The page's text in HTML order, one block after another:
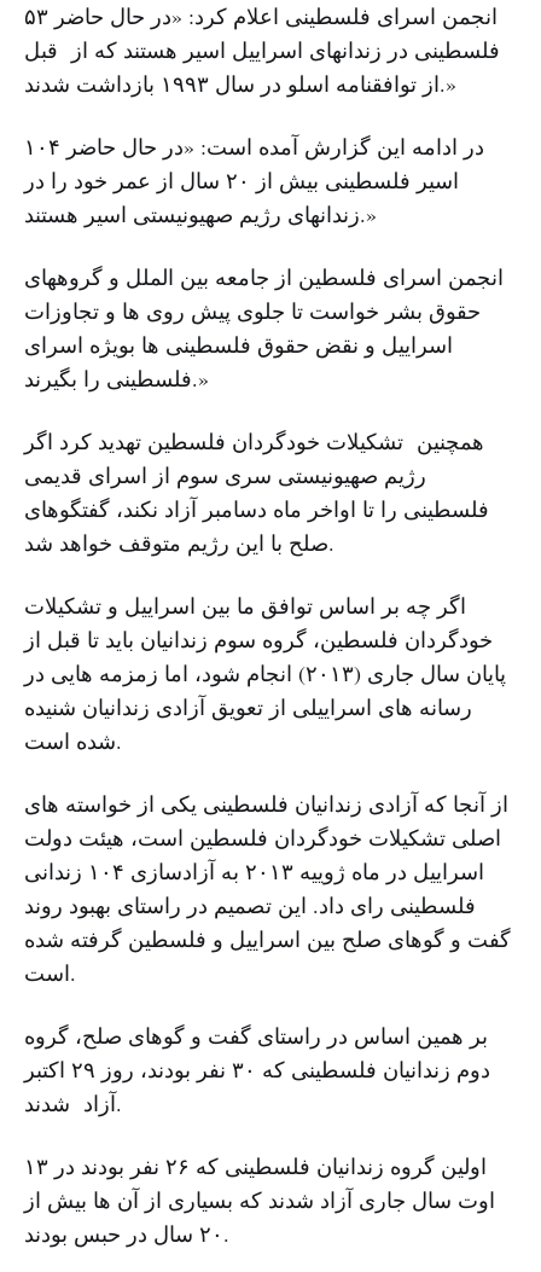
انجمن اسرای فلسطینی اعلام کرد: «در حال حاضر ۵۳
فلسطینی در زندانهای اسراییل اسیر هستند که از قبل
از توافقنامه اسلو در سال ۱۹۹۳ بازداشت شدند.»
در ادامه این گزارش آمده است: «در حال حاضر ۱۰۴
اسیر فلسطینی بیش از ۲۰ سال از عمر خود را در
زندانهای رژیم صهیونیستی اسیر هستند.»
انجمن اسرای فلسطین از جامعه بین الملل و گروههای
حقوق بشر خواست تا جلوی پیش روی ها و تجاوزات
اسراییل و نقض حقوق فلسطینی ها بویژه اسرای
فلسطینی را بگیرند.»
همچنین تشکیلات خودگردان فلسطین تهدید کرد اگر
رژیم صهیونیستی سری سوم از اسرای قدیمی
فلسطینی را تا اواخر ماه دسامبر آزاد نکند، گفتگوهای
صلح با این رژیم متوقف خواهد شد.
اگر چه بر اساس توافق ما بین اسراییل و تشکیلات
خودگردان فلسطین، گروه سوم زندانیان باید تا قبل از
پایان سال جاری (۲۰۱۳) انجام شود، اما زمزمه هایی در
رسانه های اسراییلی از تعویق آزادی زندانیان شنیده
شده است.
از آنجا که آزادی زندانیان فلسطینی یکی از خواسته های
اصلی تشکیلات خودگردان فلسطین است، هیئت دولت
اسراییل در ماه ژوییه ۲۰۱۳ به آزادسازی ۱۰۴ زندانی
فلسطینی رای داد. این تصمیم در راستای بهبود روند
گفت و گوهای صلح بین اسراییل و فلسطین گرفته شده
است.
بر همین اساس در راستای گفت و گوهای صلح، گروه
دوم زندانیان فلسطینی که ۳۰ نفر بودند، روز ۲۹ اکتبر
آزاد شدند.
اولین گروه زندانیان فلسطینی که ۲۶ نفر بودند در ۱۳
اوت سال جاری آزاد شدند که بسیاری از آن ها بیش از
۲۰ سال در حبس بودند.